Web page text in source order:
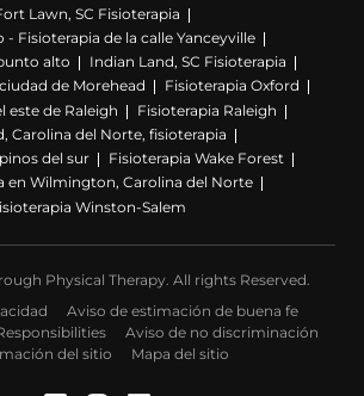
Lawn, SC Fisioterapia
- Fisioterapia de la calle Yanceyville
alto
Indian Land, SC Fisioterapia
de Morehead
Fisioterapia Oxford
este de Raleigh
Fisioterapia Raleigh
Carolina del Norte, fisioterapia
del sur
Fisioterapia Wake Forest
en Wilmington, Carolina del Norte
Winston-Salem
Physical Therapy. All rights Reserved.
Aviso de estimación de buena fe
Aviso de no discriminación
del sitio
Mapa del sitio